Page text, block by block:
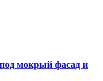
мокрый фасад и